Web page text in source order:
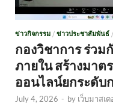
ข่าวกิจกรรม / ข่าวประชาสัมพันธ์ /
กองวิชาการ ร่วม
ภายใน สร้างมาต
ออนไลน์ยกระดับ
July 4, 2026 - by เว็บมาสเต